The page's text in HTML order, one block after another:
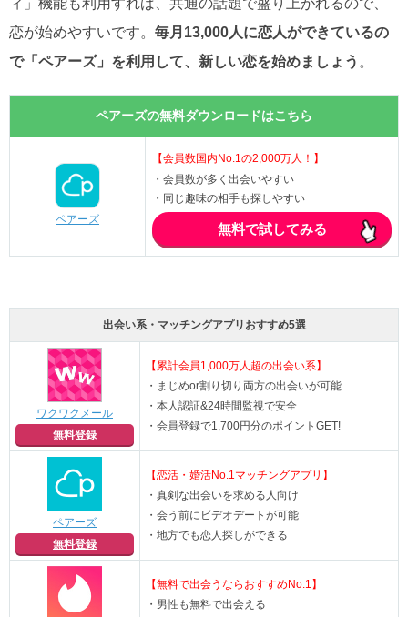
恋が始めやすいです。 毎月13,000人に恋人ができているの
で「ペアーズ」を利用して、新しい恋を始めましょう 。
ペアーズの無料ダウンロードはこちら
ペアーズ
【会員数国内No.1の2,000万人！】
・会員数が多く出会いやすい
・同じ趣味の相手も探しやすい
無料で試してみる
出会い系・マッチングアプリおすすめ5選
ワクワクメール
無料登録
【累計会員1,000万人超の出会い系】
・まじめor割り切り両方の出会いが可能
・本人認証&24時間監視で安全
・会員登録で1,700円分のポイントGET!
ペアーズ
無料登録
【恋活・婚活No.1マッチングアプリ】
・真剣な出会いを求める人向け
・会う前にビデオデートが可能
・地方でも恋人探しができる
【無料で出会うならおすすめNo.1】
・男性も無料で出会える